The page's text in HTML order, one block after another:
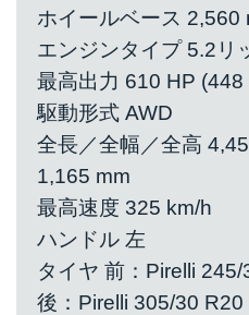
ホイールベース 2,560
エンジンタイプ 5.2リ
最高出力 610 HP
駆動形式 AWD
全長／全幅／全高
1,165 mm
最高速度 325 km/h
ハンドル 左
タイヤ 前：Pirelli 245/
後：Pirelli 305/30 R20